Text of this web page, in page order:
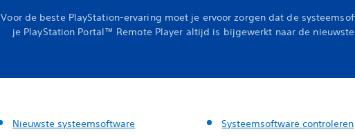
Voor de beste PlayStation-ervaring moet je ervoor zorgen dat de
je PlayStation Portal™ Remote Player altijd is bijgewerkt naar de
Nieuwste systeemsoftware
Systeemsoftware controleren